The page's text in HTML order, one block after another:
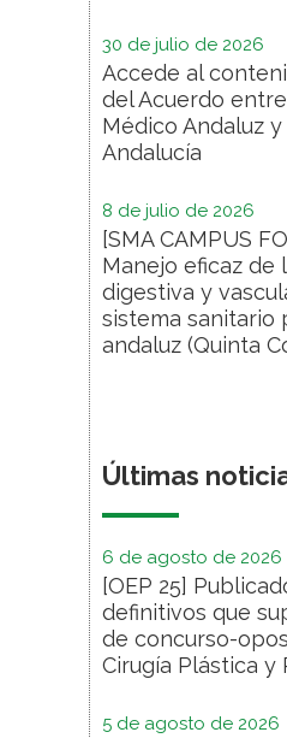
30 de julio de 2026
Accede al
del Acuerdo
Médico Andaluz
Andalucía
8 de julio de 2026
[SMA CAMPUS
Manejo eficaz de
digestiva y
sistema sanitario
andaluz (Quinta
Últimas
6 de agosto de 2026
[OEP 25]
definitivos que
de concurso-
Cirugía Plástica y
5 de agosto de 2026